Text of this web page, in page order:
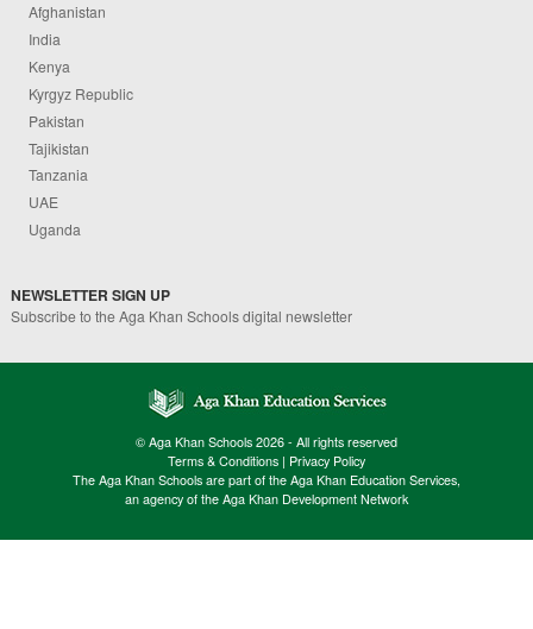
Afghanistan
India
Kenya
Kyrgyz Republic
Pakistan
Tajikistan
Tanzania
UAE
Uganda
NEWSLETTER SIGN UP
Subscribe to the Aga Khan Schools digital newsletter
© Aga Khan Schools 2026 - All rights reserved
Terms & Conditions | Privacy Policy
The Aga Khan Schools are part of the Aga Khan Education Services,
an agency of the Aga Khan Development Network